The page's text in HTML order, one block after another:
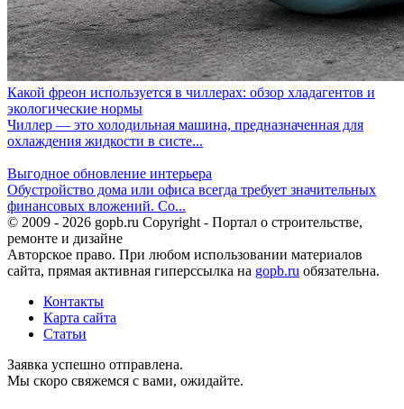
Какой фреон используется в чиллерах: обзор хладагентов и
экологические нормы
Чиллер — это холодильная машина, предназначенная для
охлаждения жидкости в систе...
Выгодное обновление интерьера
Обустройство дома или офиса всегда требует значительных
финансовых вложений. Со...
© 2009 - 2026 gopb.ru Copyright - Портал о строительстве,
ремонте и дизайне
Авторское право. При любом использовании материалов
сайта, прямая активная гиперссылка на gopb.ru обязательна.
Контакты
Карта сайта
Статьи
Заявка успешно отправлена.
Мы скоро свяжемся с вами, ожидайте.